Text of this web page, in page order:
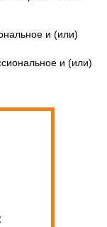
и (или)
и (или)